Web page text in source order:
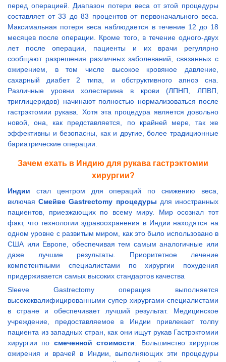
перед операцией. Диапазон потери веса от этой процедуры
составляет от 33 до 83 процентов от первоначального веса.
Максимальная потеря веса наблюдается в течение 12 до 18
месяцев после операции. Кроме того, в течение одного-двух
лет после операции, пациенты и их врачи регулярно
сообщают разрешения различных заболеваний, связанных с
ожирением, в том числе высокое кровяное давление,
сахарный диабет 2 типа, и обструктивного апноэ сна.
Различные уровни холестерина в крови (ЛПНП, ЛПВП,
триглицеридов) начинают полностью нормализоваться после
гастрэктомии рукава. Хотя эта процедура является довольно
новой, она, как представляется, по крайней мере, так же
эффективны и безопасны, как и другие, более традиционные
бариатрические операции.
Зачем ехать в Индию для рукава гастрэктомии
хирургии?
Индии стал центром для операций по снижению веса,
включаяСмейве Gastrectomy процедуры для иностранных
пациентов, приезжающих по всему миру. Мир осознал тот
факт, что технологии здравоохранения в Индии находятся на
одном уровне с развитым миром, как это было использовано в
США или Европе, обеспечивая тем самым аналогичные или
даже лучшие результаты. Приоритетное лечение
компетентными специалистами по хирургии похудения
придерживается самых высоких стандартов качества
Sleeve Gastrectomy операция выполняется
высококвалифицированными супер хирургами-специалистами
в стране и обеспечивает лучший результат. Медицинское
учреждение, предоставляемое в Индии привлекает толпу
пациента из западных стран, как они ищут рукав Гастрэктомии
хирургии по смеченной стоимости. Большинство хирургов
ожирения и врачей в Индии, выполняющих эти процедуры